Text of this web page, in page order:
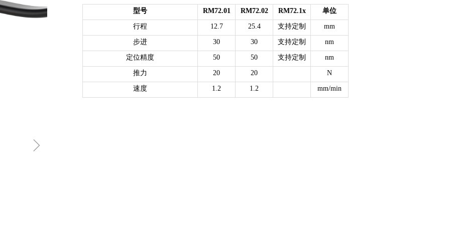
ꁇ
型号 RM72.01 RM72.02 RM72.1x 单位
行程 12.7 25.4 支持定制 mm
步进 30 30 支持定制 nm
定位精度 50 50 支持定制 nm
推力 20 20 N
速度 1.2 1.2 mm/min